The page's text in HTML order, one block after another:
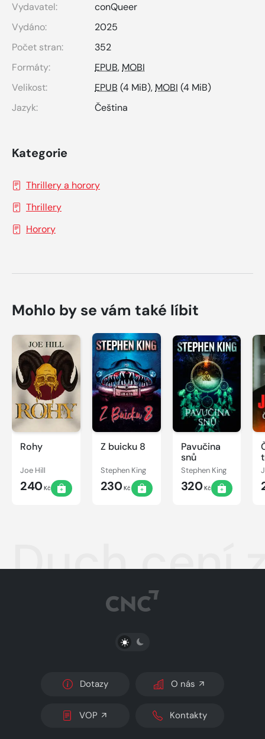
Vydavatel:
conQueer
Vydáno:
2025
Počet stran:
352
Formáty:
EPUB, MOBI
Velikost:
EPUB (4 MiB), MOBI (4 MiB)
Jazyk:
Čeština
Kategorie
Thrillery a horory
Thrillery
Horory
Mohlo by se vám také líbit
Rohy
Joe Hill
240Kč
Z buicku 8
Stephen King
230Kč
Pavučina
snů
Stephen King
320Kč
Duch cení
PŘEPNOUT SVĚTLÝ/TMAVÝ REŽIM
Dotazy O nás
VOP Kontakty